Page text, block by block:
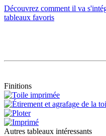
Découvrez comment il va
tableaux favoris
Finitions
Autres tableaux intéressants